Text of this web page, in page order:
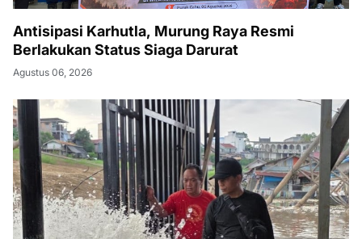
Antisipasi Karhutla, Murung Raya Resmi
Berlakukan Status Siaga Darurat
Agustus 06, 2026